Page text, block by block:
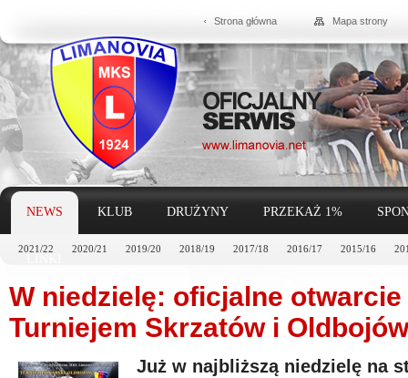
Strona główna Mapa strony
NEWS
2021/22 2020/21 2019/20 2018/19 2017/18 2016/17 2015/16
KLUB DRUŻYNY PRZEKAŻ 1%
W niedzielę: oficjalne
Turniejem Skrzatów i
Już w najbliższą niedzielę na